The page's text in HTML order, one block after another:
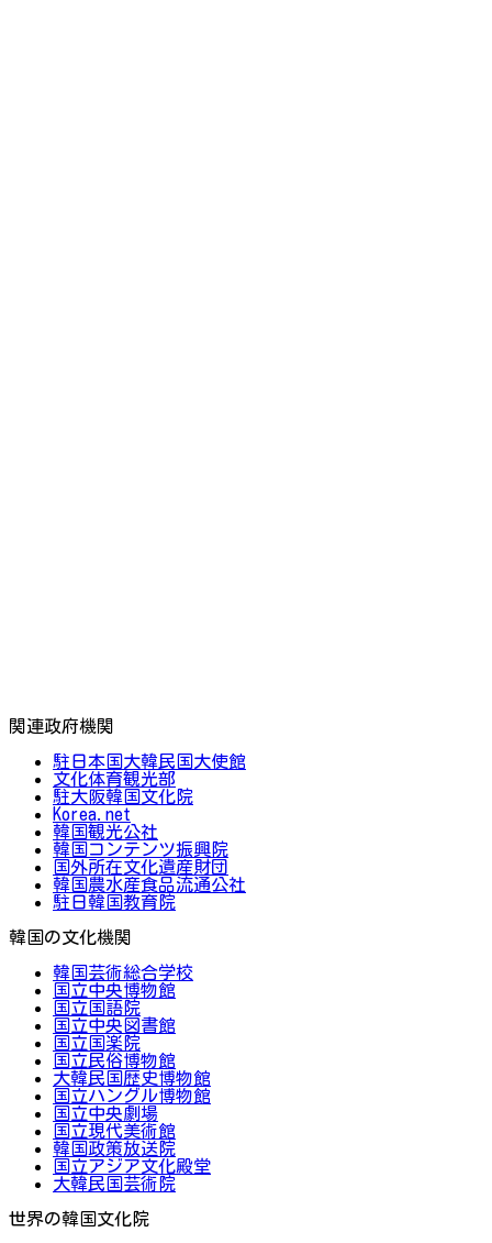
関連政府機関
駐日本国大韓民国大使館
文化体育観光部
駐大阪韓国文化院
Korea.net
韓国観光公社
韓国コンテンツ振興院
国外所在文化遺産財団
韓国農水産食品流通公社
駐日韓国教育院
韓国の文化機関
韓国芸術総合学校
国立中央博物館
国立国語院
国立中央図書館
国立国楽院
国立民俗博物館
大韓民国歴史博物館
国立ハングル博物館
国立中央劇場
国立現代美術館
韓国政策放送院
国立アジア文化殿堂
大韓民国芸術院
世界の韓国文化院